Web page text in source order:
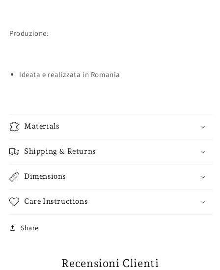
Produzione:
Ideata e realizzata in Romania
Materials
Shipping & Returns
Dimensions
Care Instructions
Share
Recensioni Clienti